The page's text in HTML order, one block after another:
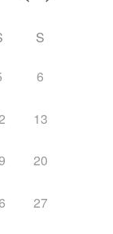
S
6
13
20
27